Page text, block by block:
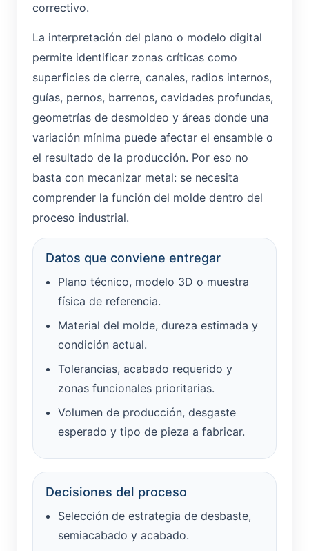
correctivo.
La interpretación del plano o modelo digital
permite identificar zonas críticas como
superficies de cierre, canales, radios internos,
guías, pernos, barrenos, cavidades profundas,
geometrías de desmoldeo y áreas donde una
variación mínima puede afectar el ensamble o
el resultado de la producción. Por eso no
basta con mecanizar metal: se necesita
comprender la función del molde dentro del
proceso industrial.
Datos que conviene entregar
Plano técnico, modelo 3D o muestra
física de referencia.
Material del molde, dureza estimada y
condición actual.
Tolerancias, acabado requerido y
zonas funcionales prioritarias.
Volumen de producción, desgaste
esperado y tipo de pieza a fabricar.
Decisiones del proceso
Selección de estrategia de desbaste,
semiacabado y acabado.